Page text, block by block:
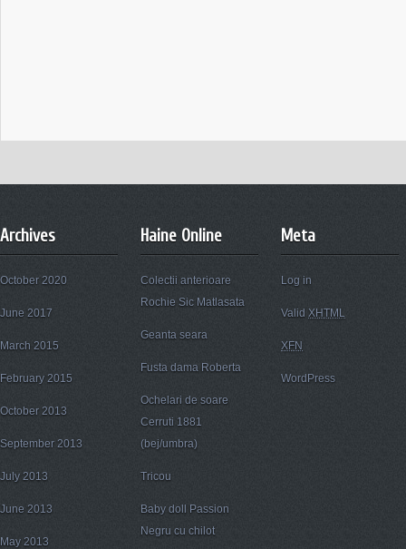
Archives
October 2020
June 2017
March 2015
February 2015
October 2013
September 2013
July 2013
June 2013
May 2013
Haine Online
Colectii anterioare
Rochie Sic Matlasata
Geanta seara
Fusta dama Roberta
Ochelari de soare
Cerruti 1881
(bej/umbra)
Tricou
Baby doll Passion
Negru cu chilot
Meta
Log in
Valid XHTML
XFN
WordPress